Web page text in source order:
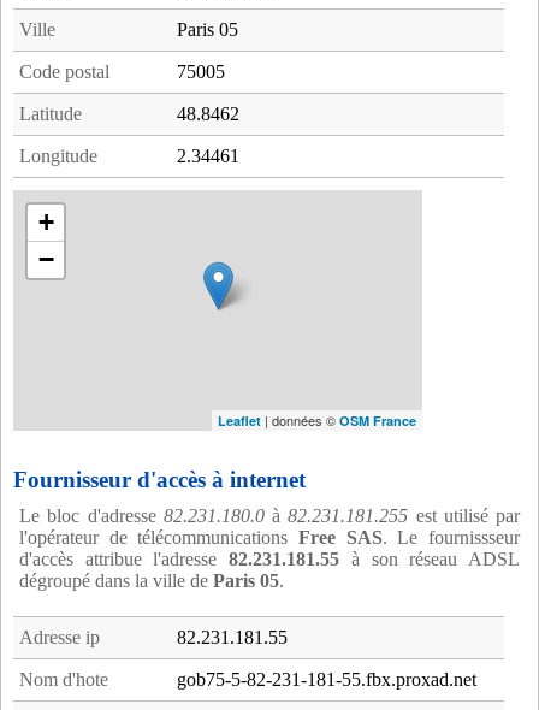
Ville Paris 05
Code postal 75005
Latitude 48.8462
Longitude 2.34461
+
−
Leaflet | données © OSM France
Fournisseur d'accès à internet
Le bloc d'adresse 82.231.180.0à82.231.181.255 est utilisé par
l'opérateur de télécommunications Free SAS. Le fournissseur
d'accès attribue l'adresse82.231.181.55 à son réseau ADSL
dégroupé dans la ville de Paris 05.
Adresse ip 82.231.181.55
Nom d'hote gob75-5-82-231-181-55.fbx.proxad.net